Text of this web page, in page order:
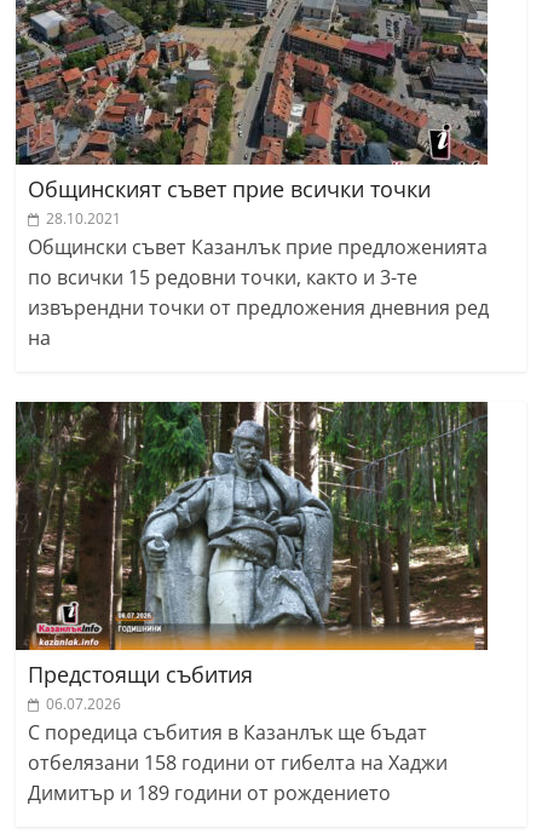
Общинският съвет прие всички точки
28.10.2021
Общински съвет Казанлък прие предложенията
по всички 15 редовни точки, както и 3-те
извърендни точки от предложения дневния ред
на
Предстоящи събития
06.07.2026
С поредица събития в Казанлък ще бъдат
отбелязани 158 години от гибелта на Хаджи
Димитър и 189 години от рождението